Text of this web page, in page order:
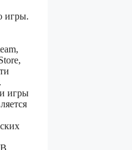
игры.
игры